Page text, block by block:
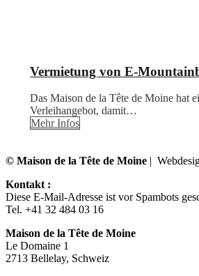
Vermietung von E-
Das Maison de la Tête de Moine hat
Verleihangebot, damit…
Mehr Infos
© Maison de la Tête de Moine |
Kontakt :
Diese E-Mail-Adresse ist vor Spambots
Tel. +41 32 484 03 16
Maison de la Tête de Moine
Le Domaine 1
2713 Bellelay, Schweiz